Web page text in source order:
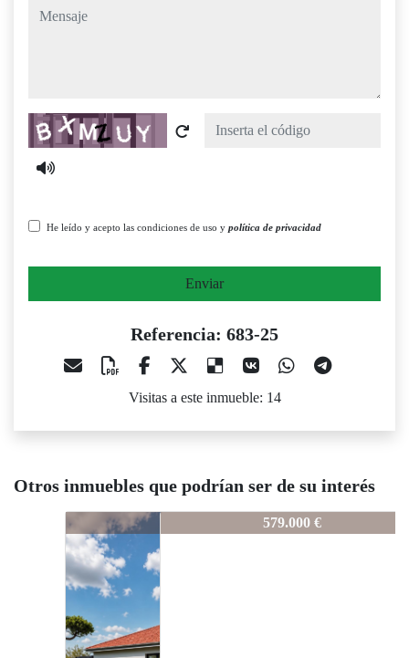
mensaje
Captcha
He leído y acepto las condiciones de uso y política de privacidad
Enviar
Referencia: 683-25
Visitas a este inmueble: 14
Otros inmuebles que podrían ser de su interés
683-25